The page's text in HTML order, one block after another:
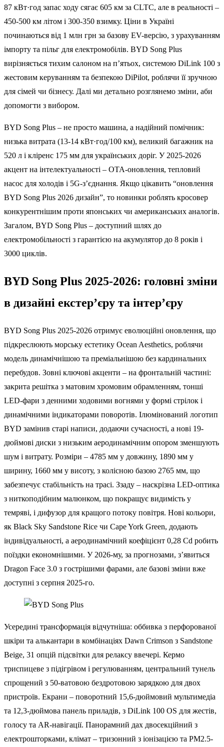
87 кВт·год запас ходу сягає 605 км за CLTC, але в реальності –
450-500 км літом і 300-350 взимку. Ціни в Україні
починаються від 1 млн грн за базову EV-версію, з урахуванням
імпорту та пільг для електромобілів. BYD Song Plus
вирізняється тихим салоном на п’ятьох, системою DiLink 100 з
жестовим керуванням та безпекою DiPilot, роблячи її зручною
для сімей чи бізнесу. Далі ми детально розглянемо зміни, аби
допомогти з вибором.
BYD Song Plus – не просто машина, а надійний помічник:
низька витрата (13-14 кВт·год/100 км), великий багажник на
520 л і кліренс 175 мм для українських доріг. У 2025-2026
акцент на інтелектуальності – OTA-оновлення, тепловий
насос для холодів і 5G-з’єднання. Якщо цікавить “оновлення
BYD Song Plus 2026 дизайн”, то новинки роблять кросовер
конкурентнішим проти японських чи американських аналогів.
Загалом, BYD Song Plus – доступний шлях до
електромобільності з гарантією на акумулятор до 8 років і
3000 циклів.
BYD Song Plus 2025-2026: головні зміни
в дизайні екстер’єру та інтер’єру
BYD Song Plus 2025-2026 отримує еволюційні оновлення, що
підкреслюють морську естетику Ocean Aesthetics, роблячи
модель динамічнішою та преміальнішою без кардинальних
перебудов. Зовні ключові акценти – на фронтальній частині:
закрита решітка з матовим хромовим обрамленням, тонші
LED-фари з денними ходовими вогнями у формі стрілок і
динамічними індикаторами поворотів. Ілюмінований логотип
BYD замінив старі написи, додаючи сучасності, а нові 19-
дюймові диски з низьким аеродинамічним опором зменшують
шум і витрату. Розміри – 4785 мм у довжину, 1890 мм у
ширину, 1660 мм у висоту, з колісною базою 2765 мм, що
забезпечує стабільність на трасі. Ззаду – наскрізна LED-оптика
з ниткоподібним малюнком, що покращує видимість у
темряві, і дифузор для кращого потоку повітря. Нові кольори,
як Black Sky Sandstone Rice чи Cape York Green, додають
індивідуальності, а аеродинамічний коефіцієнт 0,28 Cd робить
поїздки економнішими. У 2026-му, за прогнозами, з’явиться
Dragon Face 3.0 з гострішими фарами, але базові зміни вже
доступні з серпня 2025-го.
Усередині трансформація відчутніша: оббивка з перфорованої
шкіри та алькантари в комбінаціях Dawn Crimson з Sandstone
Beige, 31 опцій підсвітки для релаксу ввечері. Кермо
триспицеве з підігрівом і регулюванням, центральний тунель
спрощений з 50-ватовою бездротовою зарядкою для двох
пристроїв. Екрани – поворотний 15,6-дюймовий мультимедіа
та 12,3-дюймова панель приладів, з DiLink 100 OS для жестів,
голосу та AR-навігації. Панорамний дах двосекційний з
електрошторками, клімат – тризонний з іонізацією та PM2.5-